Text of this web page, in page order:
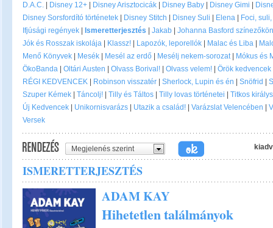
D.A.C.
Disney 12+ Disney Arisztocicák Disney Baby Disney Gimi
Disney Sorsfordító történetek
Disney Stitch Disney Suli Elena
Foci,
Ifjúsági regények
Ismeretterjesztés Jakab
Johanna Basford
Jók és Rosszak iskolája
Klassz! Lapozók, leporellók Malac és Liba
Menő Könyvek
Mesék Mesél az erdő Mesélj nekem-sorozat|
Mókus és
ÖkoBanda
Oltári Austen Olvass Borival! Olvass velem! Örök kedvencek
RÉGI KEDVENCEK
Robinson visszatér Sherlock, Lupin és én Snöfrid
Szuper Kémek
Táncolj! Tilly és Táltos Tilly lovas történetei
Titkos
Új Kedvencek
Unikornisvarázs Utazik a család! Varázslat Velencében
Versek
Megjelenés szerint
ISMERETTERJESZTÉS
ADAM KAY
Hihetetlen találmányok